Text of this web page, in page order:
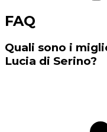
FAQ
Quali sono i
Lucia di Serino?